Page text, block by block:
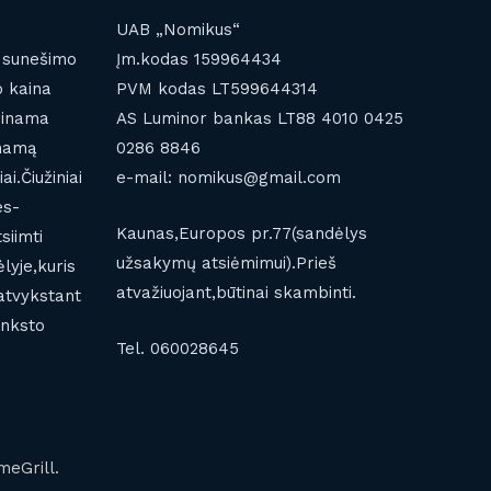
kaina
UAB „Nomikus“
Įm.kodas 159964434
PVM kodas LT599644314
AS Luminor bankas LT88 4010 0425
0286 8846
e-mail: nomikus@gmail.com
Kaunas,Europos pr.77(sandėlys
užsakymų atsiėmimui).Prieš
atvažiuojant,būtinai skambinti.
Tel. 060028645